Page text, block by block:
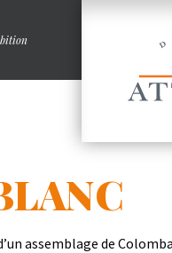
assemblage de